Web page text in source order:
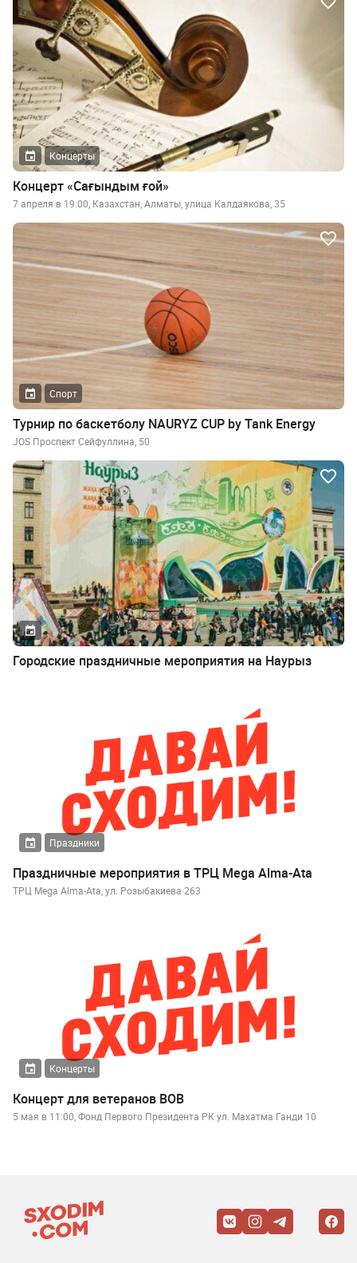
Концерты
Концерт «Сағындым ғой»
7 апреля в 19:00, Казахстан, Алматы, улица Калдаякова, 35
Спорт
Турнир по баскетболу NAURYZ CUP by Tank Energy
JOS Проспект Сейфуллина, 50
Городские праздничные мероприятия на Наурыз
Праздники
Праздничные мероприятия в ТРЦ Mega Alma-Ata
ТРЦ Mega Alma-Ata, ул. Розыбакиева 263
Концерты
Концерт для ветеранов ВОВ
5 мая в 11:00, Фонд Первого Президента РК ул. Махатма Ганди 10